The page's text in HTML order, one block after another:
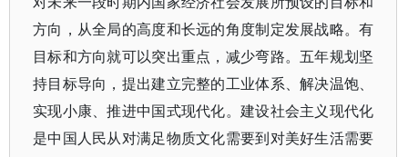
方向，从全局的高度和长远的角度制定发展战略。有
目标和方向就可以突出重点，减少弯路。五年规划坚
持目标导向，提出建立完整的工业体系、解决温饱、
实现小康、推进中国式现代化。建设社会主义现代化
是中国人民从对满足物质文化需要到对美好生活需要